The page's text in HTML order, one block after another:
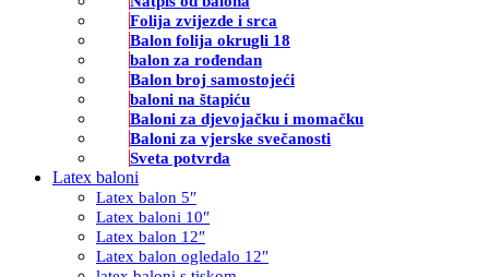
Folija zvijezde i srca
Balon folija okrugli 18
balon za rođendan
Balon broj samostojeći
baloni na štapiću
Baloni za djevojačku i momačku
Baloni za vjerske svečanosti
Sveta potvrda
Latex baloni
Latex balon 5″
Latex baloni 10″
Latex balon 12″
Latex balon ogledalo 12″